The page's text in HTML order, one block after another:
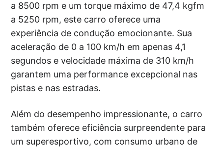
a 8500 rpm e um torque máximo de 47,4 kgfm
a 5250 rpm, este carro oferece uma
experiência de condução emocionante. Sua
aceleração de 0 a 100 km/h em apenas 4,1
segundos e velocidade máxima de 310 km/h
garantem uma performance excepcional nas
pistas e nas estradas.
Além do desempenho impressionante, o carro
também oferece eficiência surpreendente para
um superesportivo, com consumo urbano de